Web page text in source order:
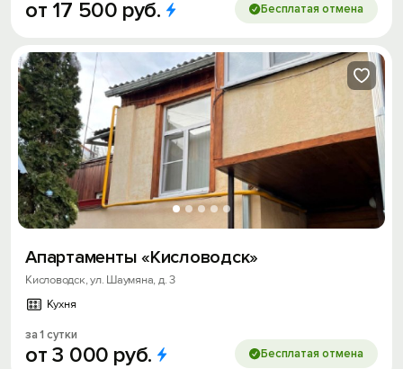
от 17 500 руб. Бесплатая отмена
Апартаменты «Кисловодск»
Кисловодск, ул. Шаумяна, д. 3
Кухня
за 1 сутки
от3 000 руб. Бесплатая отмена